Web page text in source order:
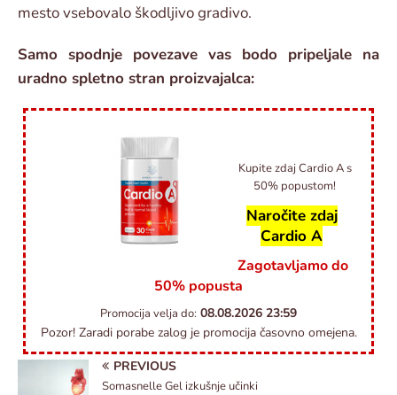
mesto vsebovalo škodljivo gradivo.
Samo spodnje povezave vas bodo pripeljale na
uradno spletno stran proizvajalca:
Kupite zdaj Cardio A s
50% popustom!
Naročite zdaj
Cardio A
Zagotavljamo do
50% popusta
Promocija velja do: 08.08.2026 23:59
Pozor! Zaradi porabe zalog je promocija časovno omejena.
PREVIOUS
Somasnelle Gel izkušnje učinki